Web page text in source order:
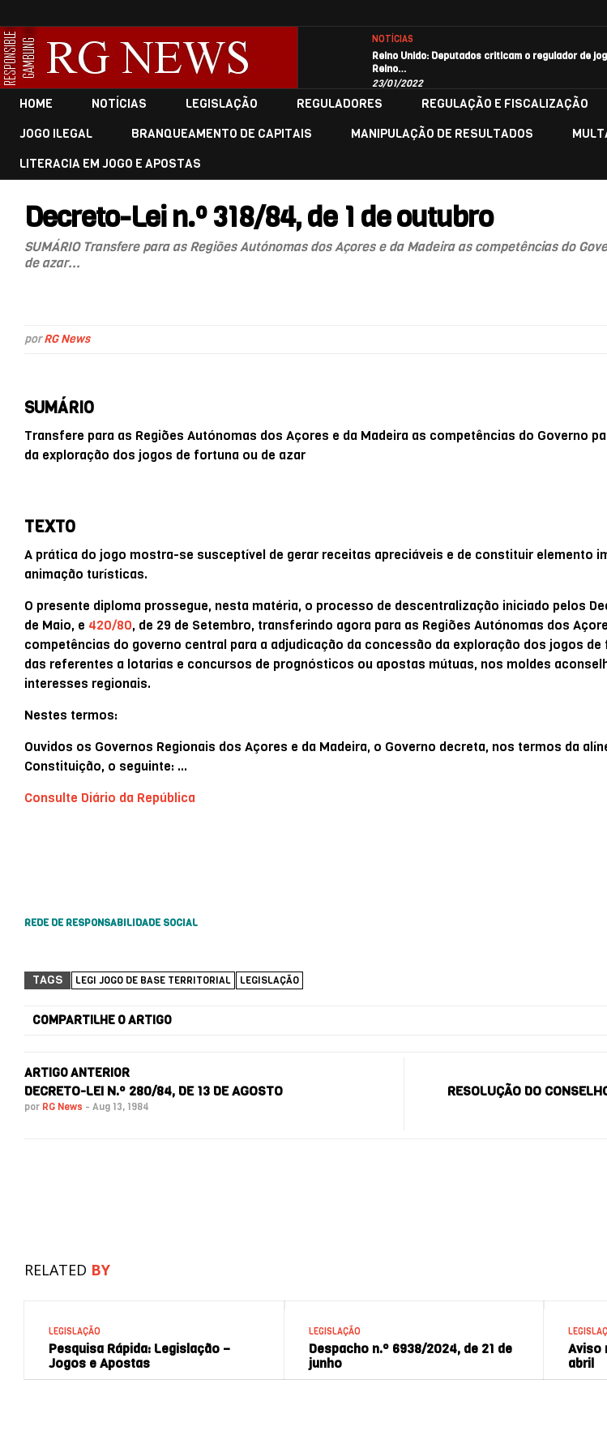
NOTÍCIAS
Reino Unido: Deputados criticam o regulador de
Reino…
23/01/2022
HOME NOTÍCIAS LEGISLAÇÃO REGULADORES REGULAÇÃO E FISCALIZAÇÃO
JOGO ILEGAL
BRANQUEAMENTO DE CAPITAIS MANIPULAÇÃO DE RESULTADOS
LITERACIA EM JOGO E APOSTAS
Decreto-Lei n.º 318/84, de 1 de outubro
SUMÁRIO Transfere para as Regiões Autónomas dos Açores e da Madeira as competências do
de azar...
porRG News
SUMÁRIO
Transfere para as Regiões Autónomas dos Açores e da Madeira as competências do Governo
da exploração dos jogos de fortuna ou de azar
TEXTO
A prática do jogo mostra-se susceptível de gerar receitas apreciáveis e de constituir elemento
animação turísticas.
O presente diploma prossegue, nesta matéria, o processo de descentralização iniciado pelos
de Maio, e 420/80, de 29 de Setembro, transferindo agora para as Regiões Autónomas dos
competências do governo central para a adjudicação da concessão da exploração dos jogos
das referentes a lotarias e concursos de prognósticos ou apostas mútuas, nos moldes
interesses regionais.
Nestes termos:
Ouvidos os Governos Regionais dos Açores e da Madeira, o Governo decreta, nos termos da
Constituição, o seguinte: …
Consulte Diário da República
REDE DE RESPONSABILIDADE SOCIAL
TAGS LEGI JOGO DE BASE TERRITORIAL LEGISLAÇÃO
COMPARTILHE O ARTIGO
ARTIGO ANTERIOR
DECRETO-LEI N.º 280/84, DE 13 DE AGOSTO
por RG News - Aug 13, 1984
RESOLUÇÃO DO
RELATED BY
LEGISLAÇÃO
Pesquisa Rápida: Legislação –
Jogos e Apostas
LEGISLAÇÃO
Despacho n.º 6938/2024, de 21 de
junho
Aviso
abril